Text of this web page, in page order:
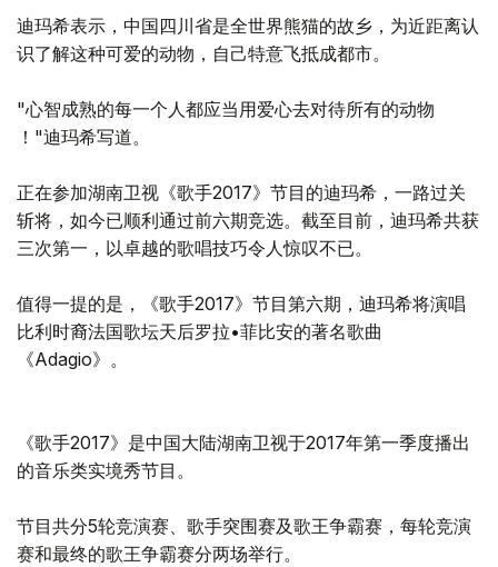
迪玛希表示，中国四川省是全世界熊猫的故乡，为近距离认
识了解这种可爱的动物，自己特意飞抵成都市。
"心智成熟的每一个人都应当用爱心去对待所有的动物
！"迪玛希写道。
正在参加湖南卫视《歌手2017》节目的迪玛希，一路过关
斩将，如今已顺利通过前六期竞选。截至目前，迪玛希共获
三次第一，以卓越的歌唱技巧令人惊叹不已。
值得一提的是，《歌手2017》节目第六期，迪玛希将演唱
比利时裔法国歌坛天后罗拉•菲比安的著名歌曲
《Adagio》。
《歌手2017》是中国大陆湖南卫视于2017年第一季度播出
的音乐类实境秀节目。
节目共分5轮竞演赛、歌手突围赛及歌王争霸赛，每轮竞演
赛和最终的歌王争霸赛分两场举行。